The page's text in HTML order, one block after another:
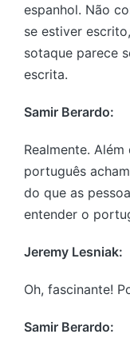
espanhol. Não
se estiver
sotaque parece
escrita.
Samir Berardo:
Realmente.
português
do que as
entender o
Jeremy Lesniak:
Oh, fascinante!
Samir Berardo: